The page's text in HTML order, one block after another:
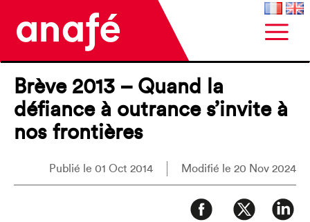
Brève 2013 – Quand la
défiance à outrance s’invite à
nos frontières
Publié le 01 Oct 2014 Modifié le 20 Nov 2024